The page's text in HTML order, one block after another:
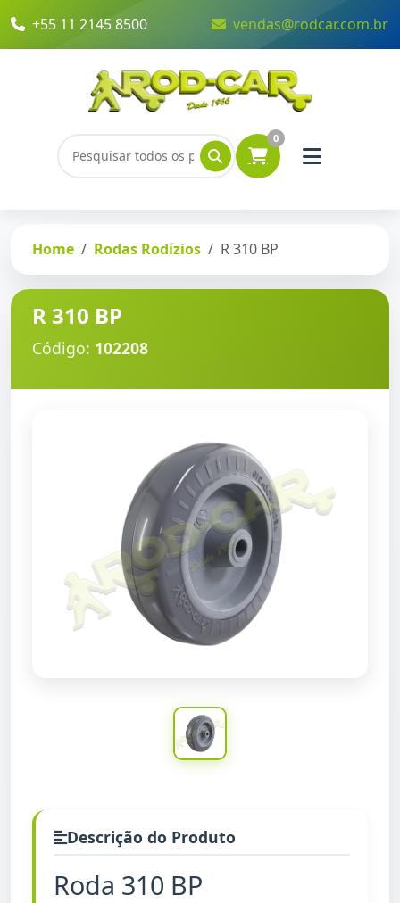
+55 11 2145 8500 vendas@rodcar.com.br
0
Home Rodas Rodízios R 310 BP
R 310 BP
Código: 102208
Descrição do Produto
Roda 310 BP